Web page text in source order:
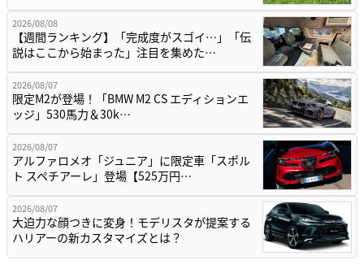
2026/08/08
【週間ランキング】「完成度がスゴイ…」「伝
説はここから始まった」注目を集めた…
2026/08/07
限定M2が登場！「BMW M2 CS エディションエ
ッジ」530馬力＆30k…
2026/08/07
アルファロメオ「ジュニア」に限定車「スポル
ト スペチアーレ」登場【525万円…
2026/08/07
大迫力な顔つきに変身！モデリスタが提案する
ハリアーの新カスタマイズとは？